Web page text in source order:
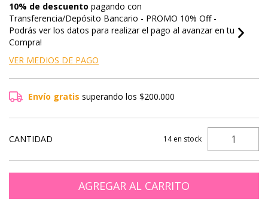
10% de descuento pagando con
Transferencia/Depósito Bancario - PROMO 10% Off -
Podrás ver los datos para realizar el pago al avanzar en tu
Compra!
VER MEDIOS DE PAGO
Envío gratis superando los$200.000
CANTIDAD 14en stock